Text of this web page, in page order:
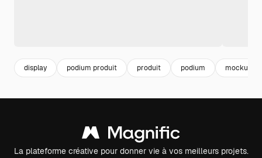
display podium produit produit podium mockup
La plateforme créative pour donner vie à vos meilleurs projets.